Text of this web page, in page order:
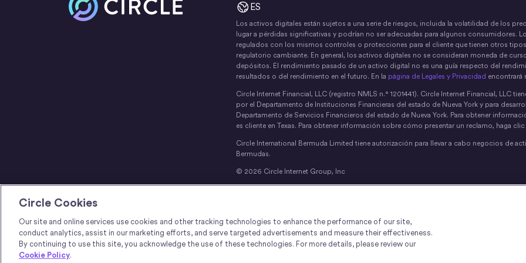
ES
Los activos digitales están sujetos a una serie de riesgos, incluida la volatilidad de los
lugar a pérdidas significativas y podrían no ser adecuadas para algunos consumidores.
regulados con los mismos controles o protecciones para el cliente que tienen otros
regulatorio cambiante. En general, los activos digitales no se consideran moneda de
depósitos. El rendimiento pasado de un activo digital no es una guía respecto del
resultados o del rendimiento en el futuro. En la página de Legales y Privacidad encontrará
Circle Internet Financial, LLC (registro NMLS n.° 1201441). Circle Internet Financial, LLC
por el Departamento de Instituciones Financieras del estado de Nueva York y para
Departamento de Servicios Financieros del estado de Nueva York. Para obtener
es cliente en Texas. Para obtener información sobre cómo presentar un reclamo, haga clic
Circle International Bermuda Limited tiene autorización para llevar a cabo negocios de
Bermudas.
© 2026 Circle Internet Group, Inc
Circle Cookies
Our site and online services use cookies and other tracking technologies to enhance the performance of our site,
conduct analytics, assist in our marketing efforts, and serve targeted advertisements and measure their effectiveness.
By continuing to use this site, you acknowledge the use of these technologies. For more details, please review our
Cookie Policy.